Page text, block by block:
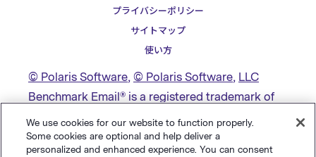
プライバシーポリシー
サイトマップ
使い方
© Polaris Software, © Polaris Software, LLC
Benchmark Email® is a registered trademark of
Polaris Software, LLC
We use cookies for our website to function properly.
Some cookies are optional and help deliver a
personalized and enhanced experience. You can consent